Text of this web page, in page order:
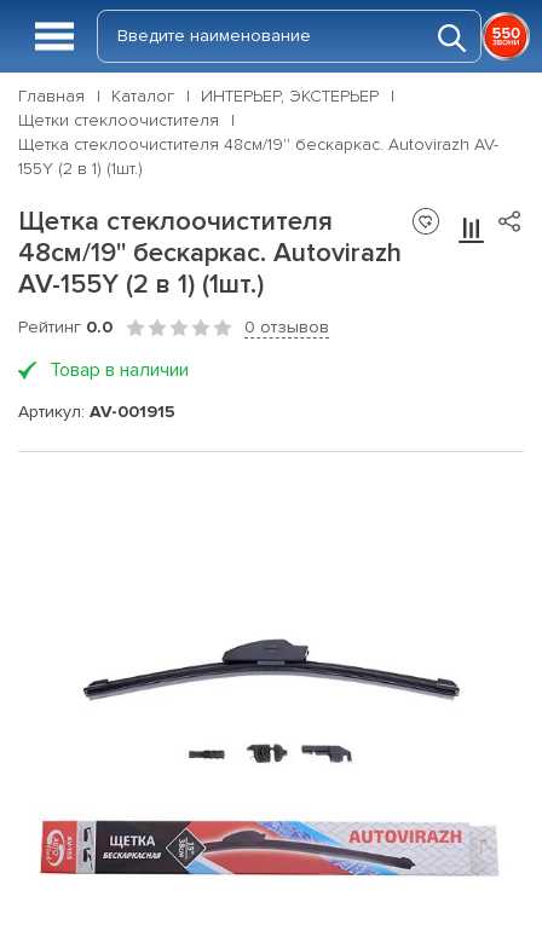
Главная Каталог
ИНТЕРЬЕР, ЭКСТЕРЬЕР
Щетки стеклоочистителя
Щетка стеклоочистителя 48см/19'' бескаркас. Autovirazh AV-
155Y (2 в 1) (1шт.)
Щетка стеклоочистителя
48см/19'' бескаркас. Autovirazh
AV-155Y (2 в 1) (1шт.)
Рейтинг 0.0 0 отзывов
Товар в наличии
Артикул: AV-001915